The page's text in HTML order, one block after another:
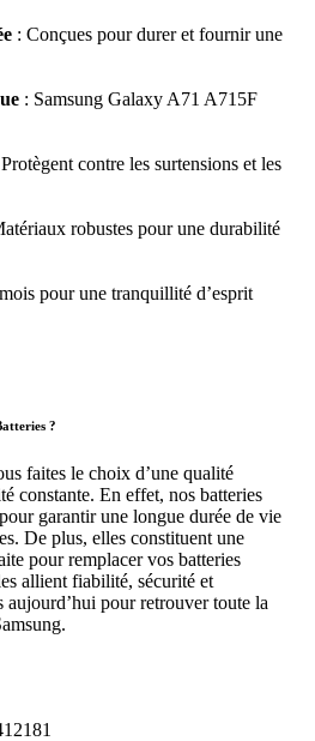
: Conçues pour durer et fournir une
: Samsung Galaxy A71 A715F
contre les surtensions et les
robustes pour une durabilité
pour une tranquillité d’esprit
?
faites le choix d’une qualité
constante. En effet, nos batteries
garantir une longue durée de vie
De plus, elles constituent une
pour remplacer vos batteries
allient fiabilité, sécurité et
aujourd’hui pour retrouver toute la